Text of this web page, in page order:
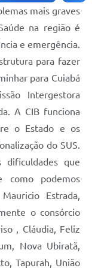
mais graves
na região é
e emergência.
para fazer
para Cuiabá
Intergestora
A CIB funciona
o Estado e os
do SUS.
dificuldades que
como podemos
Estrada,
o consórcio
, Cláudia, Feliz
Nova Ubiratã,
Tapurah, União